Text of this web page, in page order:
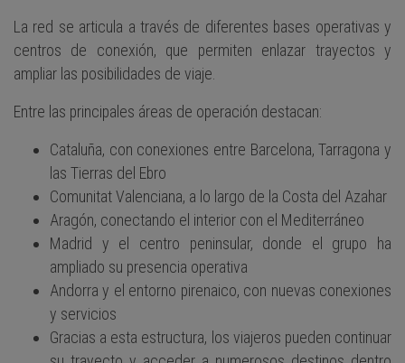
La red se articula a través de diferentes bases operativas y
centros de conexión, que permiten enlazar trayectos y
ampliar las posibilidades de viaje.
Entre las principales áreas de operación destacan:
Cataluña, con conexiones entre Barcelona, Tarragona y
las Tierras del Ebro
Comunitat Valenciana, a lo largo de la Costa del Azahar
Aragón, conectando el interior con el Mediterráneo
Madrid y el centro peninsular, donde el grupo ha
ampliado su presencia operativa
Andorra y el entorno pirenaico, con nuevas conexiones
y servicios
Gracias a esta estructura, los viajeros pueden continuar